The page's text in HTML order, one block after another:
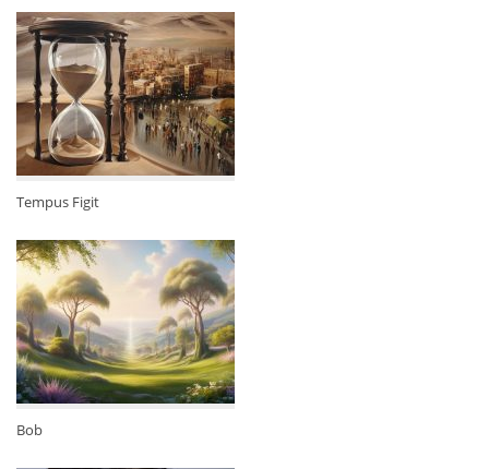
Tempus Figit
Bob